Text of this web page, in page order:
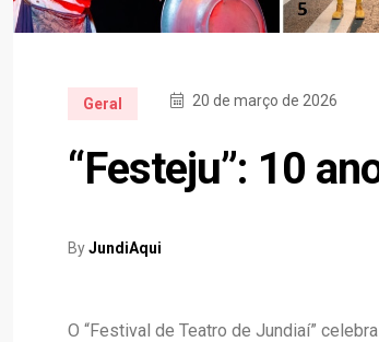
Geral 20 de março de 2026
“Festeju”: 10
ByJundiAqui
O “Festival de Teatro de Jundiaí”